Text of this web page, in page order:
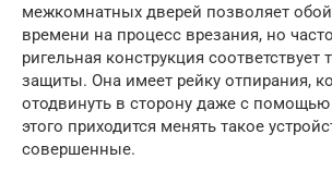
межкомнатных дверей позволяет
времени на процесс врезания, но
ригельная конструкция соответствует
защиты. Она имеет рейку отпирания,
отодвинуть в сторону даже с
этого приходится менять такое
совершенные.